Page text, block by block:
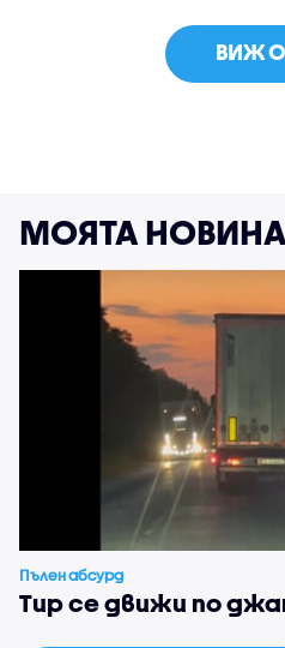
ВИЖ
МОЯТА НОВИНА
Пълен абсурд
Тир се движи по